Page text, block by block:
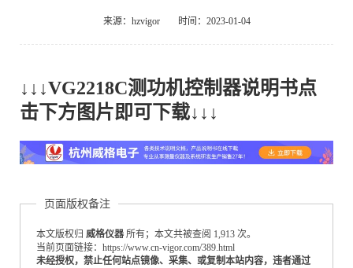
来源：hzvigor 时间：2023-01-04
↓↓↓VG2218C测功机控制器说明书点
击下方图片即可下载↓↓↓
页面版权备注
本文版权归 威格仪器 所有；本文共被查阅 1,913 次。
当前页面链接：https://www.cn-vigor.com/389.html
未经授权，禁止任何站点镜像、采集、或复制本站内容，违者通过